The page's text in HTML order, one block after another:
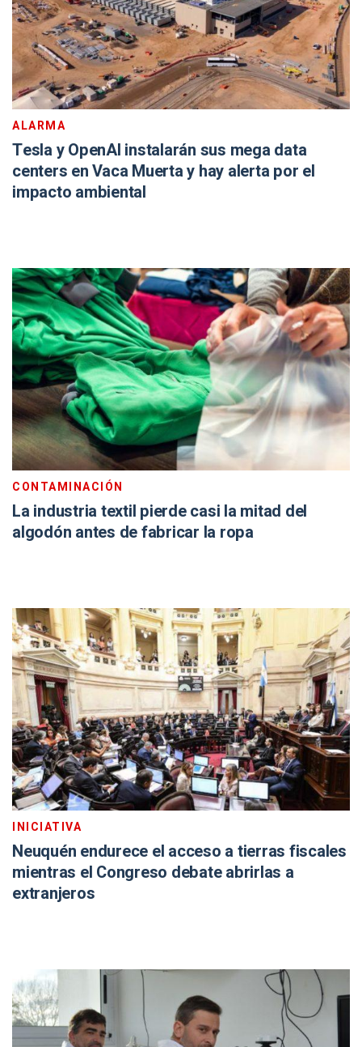
ALARMA
Tesla y OpenAI instalarán sus mega data
centers en Vaca Muerta y hay alerta por el
impacto ambiental
CONTAMINACIÓN
La industria textil pierde casi la mitad del
algodón antes de fabricar la ropa
INICIATIVA
Neuquén endurece el acceso a tierras fiscales
mientras el Congreso debate abrirlas a
extranjeros